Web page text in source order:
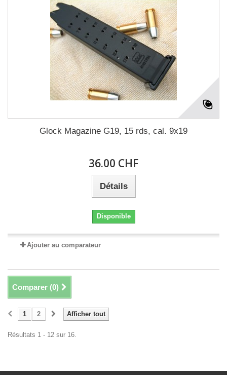
Glock Magazine G19, 15 rds, cal. 9x19
36.00 CHF
Détails
Disponible
Ajouter au comparateur
Comparer (0)
Afficher tout
1 2
Résultats 1 - 12 sur 16.